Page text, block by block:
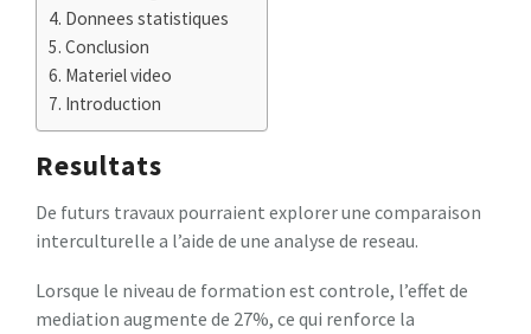
Donnees statistiques
Conclusion
Materiel video
Introduction
Resultats
De futurs travaux pourraient explorer une comparaison
interculturelle a l’aide de une analyse de reseau.
Lorsque le niveau de formation est controle, l’effet de
mediation augmente de 27%, ce qui renforce la